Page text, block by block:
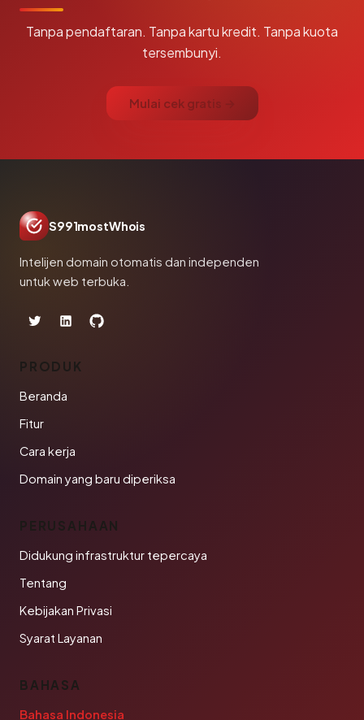
Tanpa pendaftaran. Tanpa kartu kredit. Tanpa kuota
tersembunyi.
Mulai cek gratis →
S991mostWhois
Intelijen domain otomatis dan independen
untuk web terbuka.
PRODUK
Beranda
Fitur
Cara kerja
Domain yang baru diperiksa
PERUSAHAAN
Didukung infrastruktur tepercaya
Tentang
Kebijakan Privasi
Syarat Layanan
BAHASA
Bahasa Indonesia